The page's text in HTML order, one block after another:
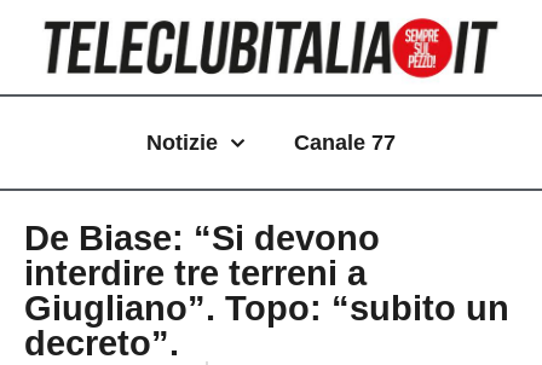
contenuto
Notizie Canale 77
De Biase: “Si devono
interdire tre terreni a
Giugliano”. Topo: “subito un
decreto”.